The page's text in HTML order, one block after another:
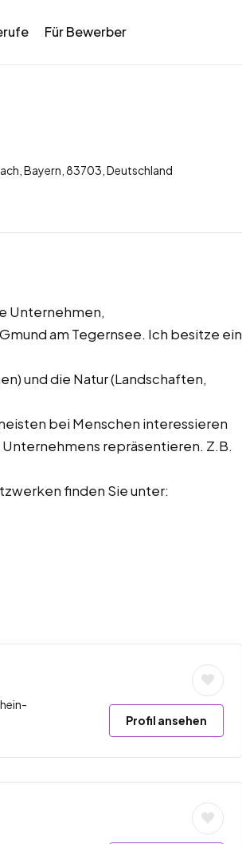
Für Bewerber
Bayern, 83703, Deutschland
Unternehmen,
am Tegernsee. Ich besitze ein
und die Natur (Landschaften,
bei Menschen interessieren
repräsentieren. Z.B.
finden Sie unter:
Profil ansehen